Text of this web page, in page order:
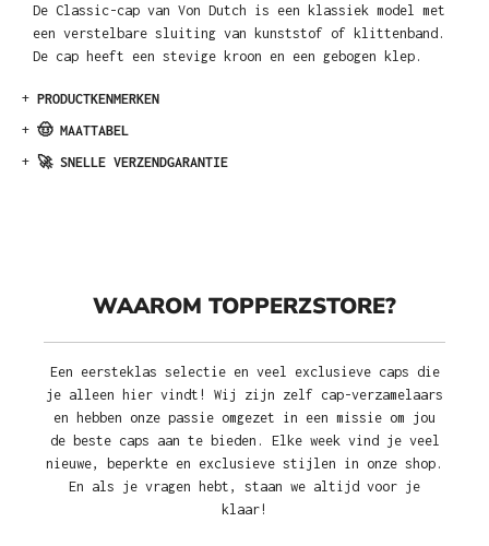
De Classic-cap van Von Dutch is een klassiek model met
een verstelbare sluiting van kunststof of klittenband.
De cap heeft een stevige kroon en een gebogen klep.
+ PRODUCTKENMERKEN
+ 🤠 MAATTABEL
+ 🚀 SNELLE VERZENDGARANTIE
WAAROM TOPPERZSTORE?
Een eersteklas selectie en veel exclusieve caps die
je alleen hier vindt! Wij zijn zelf cap-verzamelaars
en hebben onze passie omgezet in een missie om jou
de beste caps aan te bieden. Elke week vind je veel
nieuwe, beperkte en exclusieve stijlen in onze shop.
En als je vragen hebt, staan we altijd voor je
klaar!